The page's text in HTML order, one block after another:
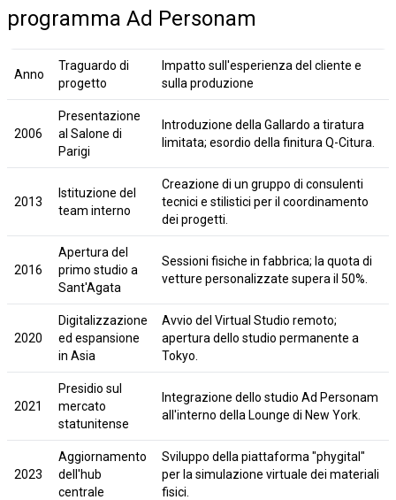
programma Ad Personam
Anno
Traguardo di
progetto
Impatto sull'esperienza del cliente e
sulla produzione
2006
Presentazione
al Salone di
Parigi
Introduzione della Gallardo a tiratura
limitata; esordio della finitura Q-Citura.
2013
Istituzione del
team interno
Creazione di un gruppo di consulenti
tecnici e stilistici per il coordinamento
dei progetti.
2016
Apertura del
primo studio a
Sant'Agata
Sessioni fisiche in fabbrica; la quota di
vetture personalizzate supera il 50%.
2020
Digitalizzazione
ed espansione
in Asia
Avvio del Virtual Studio remoto;
apertura dello studio permanente a
Tokyo.
2021
Presidio sul
mercato
statunitense
Integrazione dello studio Ad Personam
all'interno della Lounge di New York.
2023
Aggiornamento
dell'hub
centrale
Sviluppo della piattaforma "phygital"
per la simulazione virtuale dei materiali
fisici.